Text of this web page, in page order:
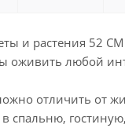
и растения 52
оживить любой
отличить от